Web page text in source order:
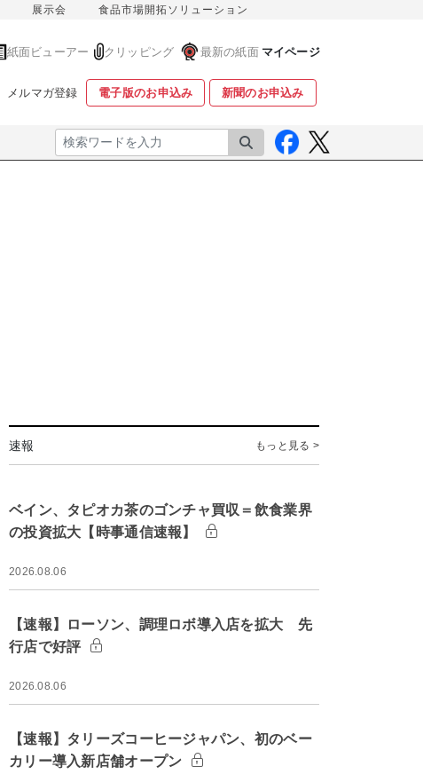
展示会 食品市場開拓ソリューション
紙面ビューアー クリッピング 最新の紙面 マイページ
メルマガ登録 電子版のお申込み 新聞のお申込み
検索
速報 もっと見る >
ベイン、タピオカ茶のゴンチャ買収＝飲食業界
の投資拡大【時事通信速報】
2026.08.06
【速報】ローソン、調理ロボ導入店を拡大 先
行店で好評
2026.08.06
【速報】タリーズコーヒージャパン、初のベー
カリー導入新店舗オープン